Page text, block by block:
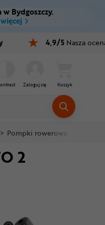
Ctrl M
Bydgoszczy.
4,9/5 Nasza
Zaloguj się Koszyk
> Pompki rowerowe
2